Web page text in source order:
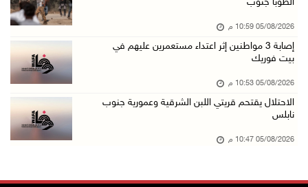
الهلال الأحمر: 8 إصابات إثر اعتداء الاحتلال ...
مخطط استعماري جديد في "جيلو" يهدد بعزل القدس ...
05/آب/2026 06:10 م
الاحتلال ينصب حاجزًا عسكريًا على مدخل بلدة دي ...
الطوبا جنوب
05/08/2026 10:59 م
إصابة 3 مواطنين إثر اعتداء مستعمرين عليهم في
بيت فوريك
05/08/2026 10:53 م
الاحتلال يقتحم قريتي اللبن الشرقية وعمورية جنوب
نابلس
05/08/2026 10:47 م